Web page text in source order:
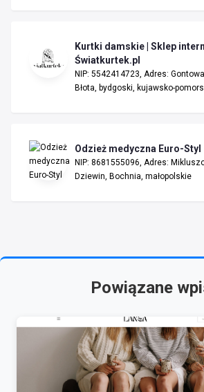
Kurtki damskie | Sklep
Światkurtek.pl
NIP: 5542414723, Adres:
Błota, bydgoski, kujawsko-
Odzież medyczna Euro-Styl
NIP: 8681555096, Adres:
Dziewin, Bochnia, małopolskie
Powiązane